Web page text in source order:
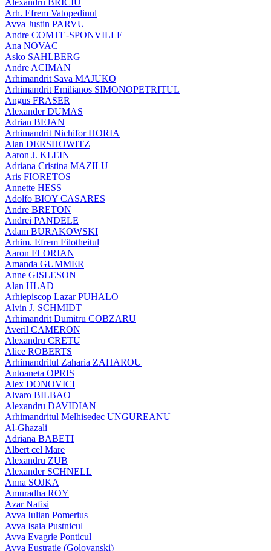
Arh. Efrem Vatopedinul
Avva Justin PARVU
Andre COMTE-SPONVILLE
Ana NOVAC
Asko SAHLBERG
Andre ACIMAN
Arhimandrit Sava MAJUKO
Arhimandrit Emilianos SIMONOPETRITUL
Angus FRASER
Alexander DUMAS
Adrian BEJAN
Arhimandrit Nichifor HORIA
Alan DERSHOWITZ
Aaron J. KLEIN
Adriana Cristina MAZILU
Aris FIORETOS
Annette HESS
Adolfo BIOY CASARES
Andre BRETON
Andrei PANDELE
Adam BURAKOWSKI
Arhim. Efrem Filotheitul
Aaron FLORIAN
Amanda GUMMER
Anne GISLESON
Alan HLAD
Arhiepiscop Lazar PUHALO
Alvin J. SCHMIDT
Arhimandrit Dumitru COBZARU
Averil CAMERON
Alexandru CRETU
Alice ROBERTS
Arhimandritul Zaharia ZAHAROU
Antoaneta OPRIS
Alex DONOVICI
Alvaro BILBAO
Alexandru DAVIDIAN
Arhimandritul Melhisedec UNGUREANU
Al-Ghazali
Adriana BABETI
Albert cel Mare
Alexandru ZUB
Alexander SCHNELL
Anna SOJKA
Amuradha ROY
Azar Nafisi
Avva Iulian Pomerius
Avva Isaia Pustnicul
Avva Evagrie Ponticul
Avva Eustratie (Golovanski)